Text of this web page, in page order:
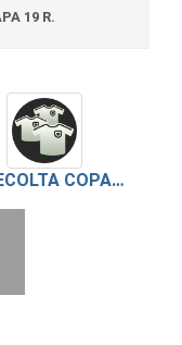
19 R.
AS RECOLTA COPACEANCA